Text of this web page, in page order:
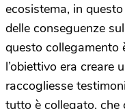
ecosistema, in
delle conseguenze
questo collegamento
l’obiettivo era creare
raccogliesse
tutto è collegato, che